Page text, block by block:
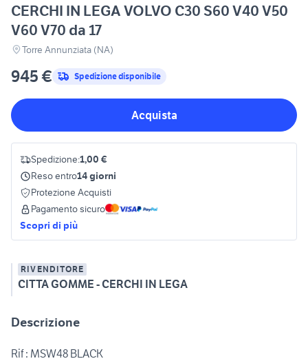
CERCHI IN LEGA VOLVO C30 S60 V40 V50
V60 V70 da 17
Torre Annunziata (NA)
945 € Spedizione disponibile
Acquista
Spedizione:1,00 €
Reso entro14 giorni
Protezione Acquisti
Pagamento sicuro
Scopri di più
RIVENDITORE
CITTA GOMME - CERCHI IN LEGA
Descrizione
Rif : MSW48 BLACK